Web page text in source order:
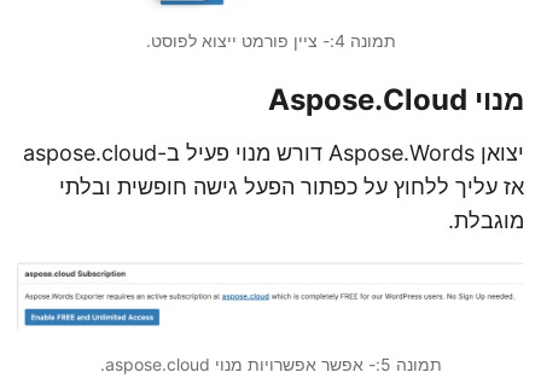
תמונה 4:- ציין פורמט ייצוא לפוסט.
מנוי Aspose.Cloud
יצואן Aspose.Words דורש מנוי פעיל ב-aspose.cloud
אז עליך ללחוץ על כפתור הפעל גישה חופשית ובלתי
מוגבלת.
תמונה 5:- אפשר אפשרויות מנוי aspose.cloud.